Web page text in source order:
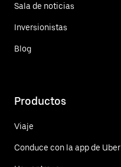
Sala de noticias
Inversionistas
Blog
Productos
Viaje
Conduce con la app de Uber